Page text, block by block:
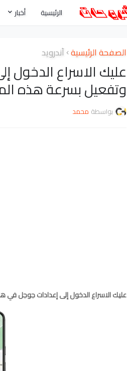
الرئيسية أخبار
الصفحة الرئيسية أندرويد
عليك الاسراع
وتفعيل بسرعة هذه
بواسطة محمد
عليك الاسراع الدخول إلى إعدادات جوجل